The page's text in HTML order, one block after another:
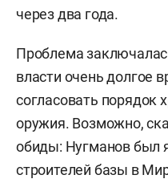
через два года.
Проблема
власти очень долгое
согласовать порядок
оружия. Возможно,
обиды: Нугманов был
строителей базы в